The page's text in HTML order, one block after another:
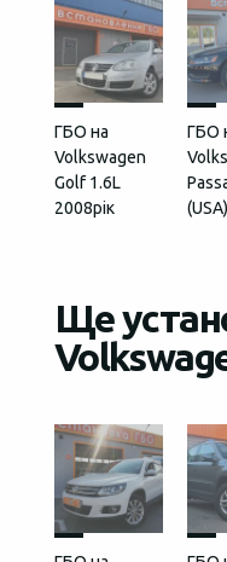
ГБО на
Volkswagen
Golf 1.6L
2008рік
ГБО
Ще